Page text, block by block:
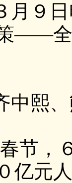
月９
——全
中熙
节，
亿元